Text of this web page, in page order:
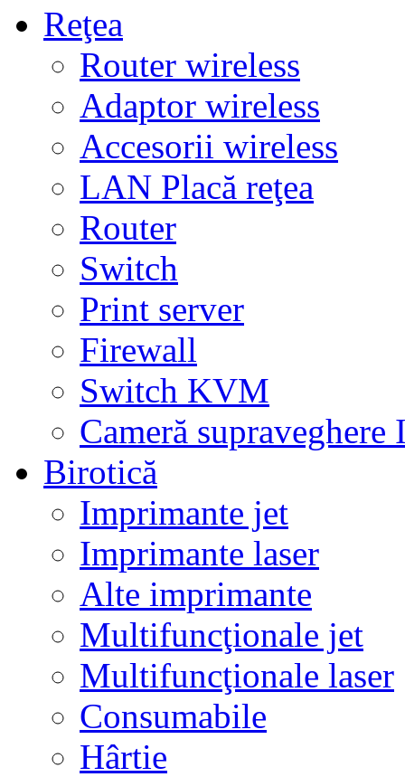
Reţea
Router wireless
Adaptor wireless
Accesorii wireless
LAN Placă reţea
Router
Switch
Print server
Firewall
Switch KVM
Cameră supraveghere
Birotică
Imprimante jet
Imprimante laser
Alte imprimante
Multifuncţionale jet
Multifuncţionale laser
Consumabile
Hârtie